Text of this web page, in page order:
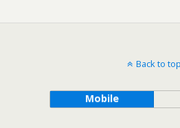
Back to top
Mobile